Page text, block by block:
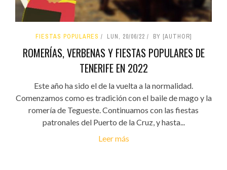
FIESTAS POPULARES LUN, 20/06/22 BY [AUTHOR]
ROMERÍAS, VERBENAS Y FIESTAS POPULARES DE
TENERIFE EN 2022
Este año ha sido el de la vuelta a la normalidad.
Comenzamos como es tradición con el baile de mago y la
romería de Tegueste. Continuamos con las fiestas
patronales del Puerto de la Cruz, y hasta...
Leer más